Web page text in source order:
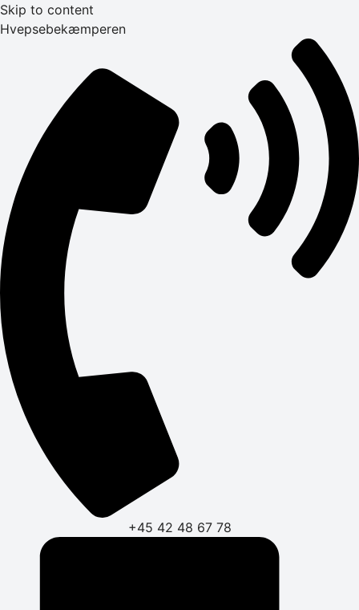
Skip to content
Hvepsebekæmperen
+45 42 48 67 78